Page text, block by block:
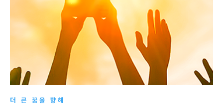
더 큰 꿈을 향해